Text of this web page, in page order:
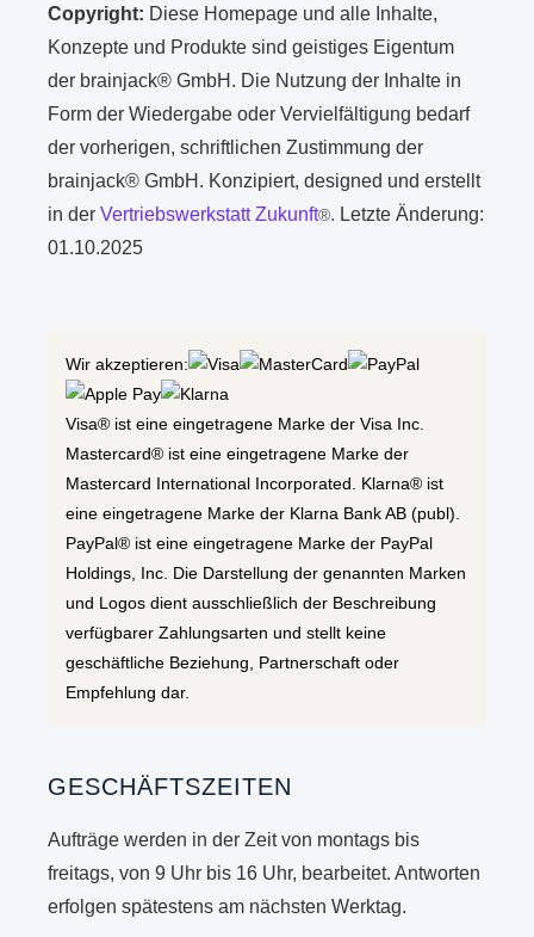
Copyright: Diese Homepage und alle Inhalte,
Konzepte und Produkte sind geistiges Eigentum
der brainjack® GmbH. Die Nutzung der Inhalte in
Form der Wiedergabe oder Vervielfältigung bedarf
der vorherigen, schriftlichen Zustimmung der
brainjack® GmbH. Konzipiert, designed und erstellt
in derVertriebswerkstatt Zukunft®. Letzte Änderung:
01.10.2025
Wir akzeptieren:
Visa® ist eine eingetragene Marke der Visa Inc.
Mastercard® ist eine eingetragene Marke der
Mastercard International Incorporated. Klarna® ist
eine eingetragene Marke der Klarna Bank AB (publ).
PayPal® ist eine eingetragene Marke der PayPal
Holdings, Inc. Die Darstellung der genannten Marken
und Logos dient ausschließlich der Beschreibung
verfügbarer Zahlungsarten und stellt keine
geschäftliche Beziehung, Partnerschaft oder
Empfehlung dar.
GESCHÄFTSZEITEN
Aufträge werden in der Zeit von montags bis
freitags, von 9 Uhr bis 16 Uhr, bearbeitet. Antworten
erfolgen spätestens am nächsten Werktag.